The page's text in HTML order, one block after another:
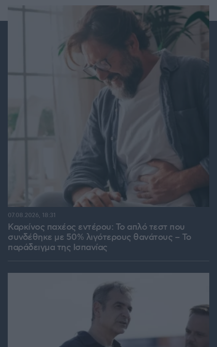
Καρκίνος παχέος εντέρου: Το απλό τεστ που
συνδέθηκε με 50% λιγότερους θανάτους – Το
παράδειγμα της Ισπανίας
07.08.2026, 18:31